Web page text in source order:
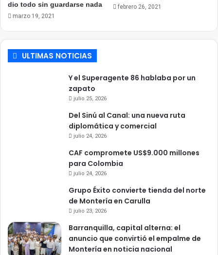
dio todo sin guardarse nada
marzo 19, 2021
febrero 26, 2021
ULTIMAS NOTICIAS
Y el Superagente 86 hablaba por un
zapato
julio 25, 2026
Del Sinú al Canal: una nueva ruta
diplomática y comercial
julio 24, 2026
CAF compromete US$9.000 millones
para Colombia
julio 24, 2026
Grupo Éxito convierte tienda del norte
de Montería en Carulla
julio 23, 2026
Barranquilla, capital alterna: el
anuncio que convirtió el empalme de
Montería en noticia nacional